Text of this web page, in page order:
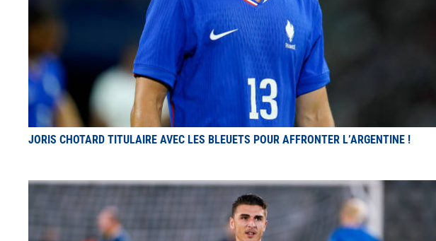
JORIS CHOTARD TITULAIRE AVEC LES BLEUETS POUR AFFRONTER L’ARGENTINE !